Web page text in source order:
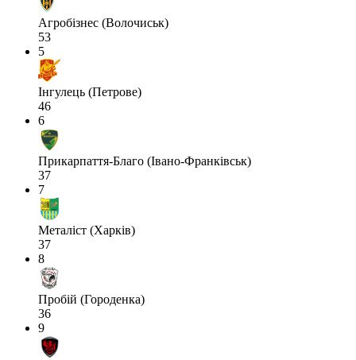
Агробізнес (Волочиськ)
53
5
Інгулець (Петрове)
46
6
Прикарпаття-Благо (Івано-Франківськ)
37
7
Металіст (Харків)
37
8
Пробій (Городенка)
36
9